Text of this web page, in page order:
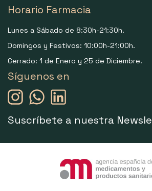
Horario Farmacia
Lunes a Sábado de 8:30h-21:30h.
Domingos y Festivos: 10:00h-21:00h.
Cerrado: 1 de Enero y 25 de Diciembre.
Síguenos en
Suscríbete a nuestra